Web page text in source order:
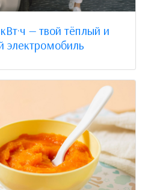
— твой тёплый и